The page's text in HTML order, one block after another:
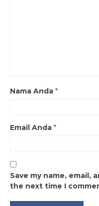
Nama Anda *
Email Anda *
Save my name, email,
the next time I